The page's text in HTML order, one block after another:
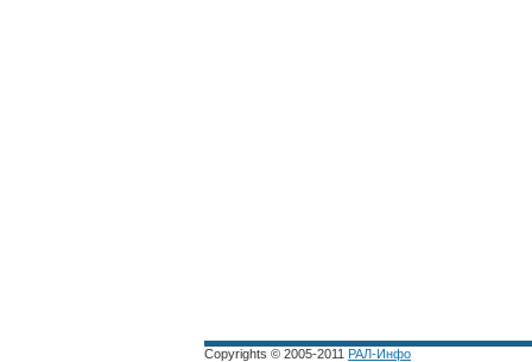
Copyrights © 2005-2011 РАЛ-Инфо